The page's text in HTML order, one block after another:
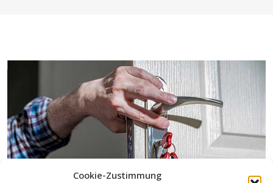
Cookie-Zustimmung